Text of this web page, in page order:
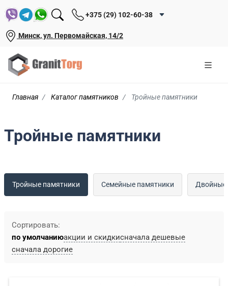
+375 (29) 102-60-38
Минск, ул. Первомайская, 14/2
Главная Каталог памятников Тройные памятники
Тройные памятники
Тройные памятники Семейные памятники Двойные
Сортировать:
по умолчаниюакции и скидкисначала дешевые
сначала дорогие